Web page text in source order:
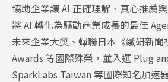
協助企業讓 AI 正確理解、真心推薦
將 AI 轉化為驅動商業成長的最佳
未來企業大獎、蟬聯日本《繊研新聞
Awards 等國際殊榮，並入選 Plug
SparkLabs Taiwan 等國際知名加速